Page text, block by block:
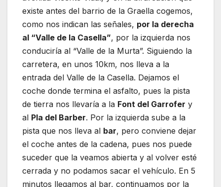
existe antes del barrio de la Graella cogemos,
como nos indican las señales, por la derecha
al “Valle de la Casella”, por la izquierda nos
conduciría al “Valle de la Murta”. Siguiendo la
carretera, en unos 10km, nos lleva a la
entrada del Valle de la Casella. Dejamos el
coche donde termina el asfalto, pues la pista
de tierra nos llevaría a la Font del Garrofer y
al Pla del Barber. Por la izquierda sube a la
pista que nos lleva al bar, pero conviene dejar
el coche antes de la cadena, pues nos puede
suceder que la veamos abierta y al volver esté
cerrada y no podamos sacar el vehículo. En 5
minutos llegamos al bar, continuamos por la